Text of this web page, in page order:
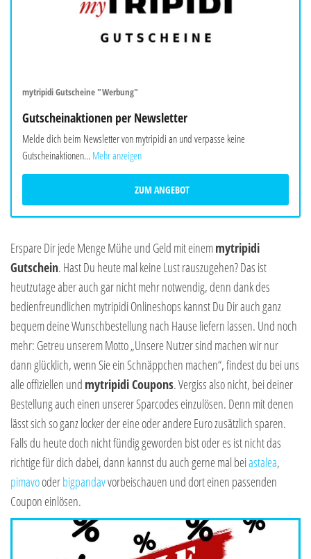
mytripidi Gutscheine "Werbung"
Gutscheinaktionen per Newsletter
Melde dich beim Newsletter von mytripidi an und verpasse keine
Gutscheinaktionen... Mehr anzeigen
ZUM ANGEBOT
Erspare Dir jede Menge Mühe und Geld mit einemmytripidi
Gutschein. Hast Du heute mal keine Lust rauszugehen? Das ist
heutzutage aber auch gar nicht mehr notwendig, denn dank des
bedienfreundlichen mytripidi Onlineshops kannst Du Dir auch ganz
bequem deine Wunschbestellung nach Hause liefern lassen. Und noch
mehr: Getreu unserem Motto „Unsere Nutzer sind machen wir nur
dann glücklich, wenn Sie ein Schnäppchen machen“, findest du bei uns
alle offiziellen und mytripidi Coupons. Vergiss also nicht, bei deiner
Bestellung auch einen unserer Sparcodes einzulösen. Denn mit denen
lässt sich so ganz locker der eine oder andere Euro zusätzlich sparen.
Falls du heute doch nicht fündig geworden bist oder es ist nicht das
richtige für dich dabei, dann kannst du auch gerne mal beiastalea,
pimavooderbigpandavvorbeischauen und dort einen passenden
Coupon einlösen.